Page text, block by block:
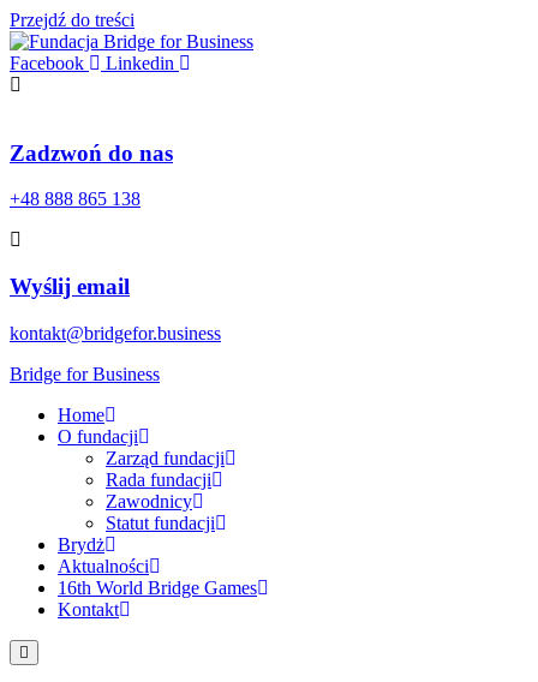
Przejdź do treści
Facebook Linkedin
Zadzwoń do nas
+48 888 865 138
Wyślij email
kontakt@bridgefor.business
Bridge for Business
Home
O fundacji
Zarząd fundacji
Rada fundacji
Zawodnicy
Statut fundacji
Brydż
Aktualności
16th World Bridge Games
Kontakt